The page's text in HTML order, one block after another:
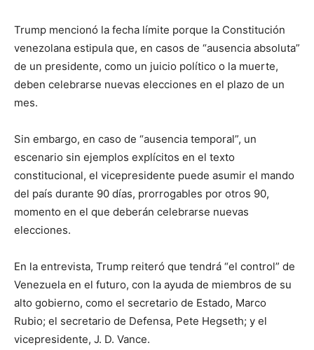
Trump mencionó la fecha límite porque la Constitución
venezolana estipula que, en casos de “ausencia absoluta”
de un presidente, como un juicio político o la muerte,
deben celebrarse nuevas elecciones en el plazo de un
mes.
Sin embargo, en caso de “ausencia temporal”, un
escenario sin ejemplos explícitos en el texto
constitucional, el vicepresidente puede asumir el mando
del país durante 90 días, prorrogables por otros 90,
momento en el que deberán celebrarse nuevas
elecciones.
En la entrevista, Trump reiteró que tendrá “el control” de
Venezuela en el futuro, con la ayuda de miembros de su
alto gobierno, como el secretario de Estado, Marco
Rubio; el secretario de Defensa, Pete Hegseth; y el
vicepresidente, J. D. Vance.